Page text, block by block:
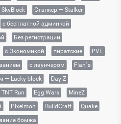
Сталкер — Stalker
с бесплатной админкой
Без регистрации
с Экономикой пиратские
PVE
с лаунчером
Flan`s
— Lucky block
Day Z
TNT Run Egg Wars
MineZ
Pixelmon BuildCraft
Quake
бомжа